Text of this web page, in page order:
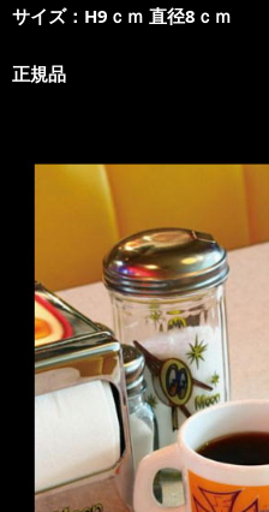
サイズ：H9ｃｍ 直径8ｃｍ
正規品